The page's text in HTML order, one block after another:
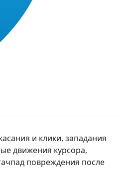
и клики, западания
движения курсора,
повреждения после